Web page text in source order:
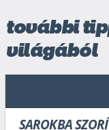
további
világából
SAROKBA